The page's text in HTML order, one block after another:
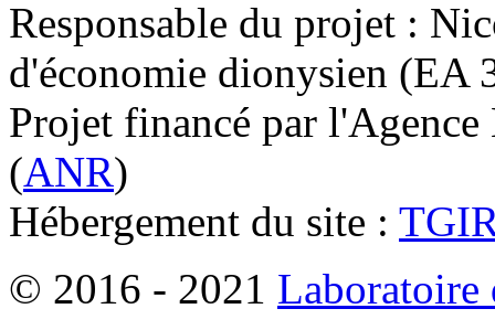
Responsable du projet :
d'économie dionysien
Projet financé par l'Agence
(ANR)
Hébergement du site :
© 2016 - 2021 Laboratoire